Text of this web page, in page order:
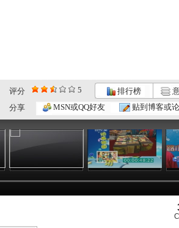
评分 5 排行榜
分享
MSN或QQ好友 贴到博客或
银河剧场 ...
04:37
银河剧场 ...
06:26